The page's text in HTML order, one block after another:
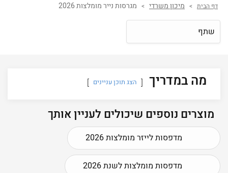
דף הבית > מיכון משרדי > מגרסות נייר מומלצות 2026
שתף
מה במדריך הצג תוכן עניינים
מוצרים נוספים שיכולים לעניין אותך
מדפסות לייזר מומלצות 2026
מדפסות מומלצות לשנת 2026